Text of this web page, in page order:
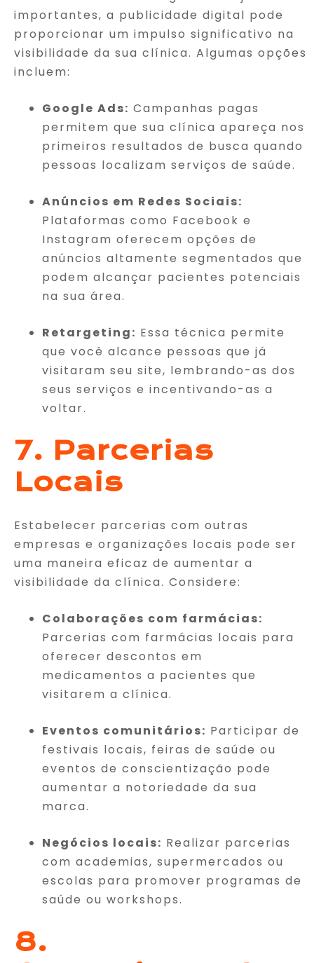
importantes, a publicidade digital pode
proporcionar um impulso significativo na
visibilidade da sua clínica. Algumas opções
incluem:
Google Ads: Campanhas pagas
permitem que sua clínica apareça nos
primeiros resultados de busca quando
pessoas localizam serviços de saúde.
Anúncios em Redes Sociais:
Plataformas como Facebook e
Instagram oferecem opções de
anúncios altamente segmentados que
podem alcançar pacientes potenciais
na sua área.
Retargeting: Essa técnica permite
que você alcance pessoas que já
visitaram seu site, lembrando-as dos
seus serviços e incentivando-as a
voltar.
7. Parcerias
Locais
Estabelecer parcerias com outras
empresas e organizações locais pode ser
uma maneira eficaz de aumentar a
visibilidade da clínica. Considere:
Colaborações com farmácias:
Parcerias com farmácias locais para
oferecer descontos em
medicamentos a pacientes que
visitarem a clínica.
Eventos comunitários: Participar de
festivais locais, feiras de saúde ou
eventos de conscientização pode
aumentar a notoriedade da sua
marca.
Negócios locais: Realizar parcerias
com academias, supermercados ou
escolas para promover programas de
saúde ou workshops.
8.